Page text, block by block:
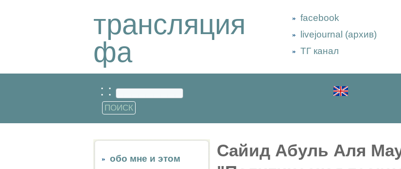
трансляция
фа
facebook
livejournal (архив)
ТГ канал
: :
обо мне и этом
Сайид Абуль Аля